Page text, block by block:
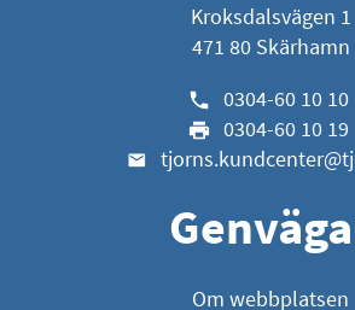
Kroksdalsvägen 1
471 80 Skärhamn
0304-60 10 10
0304-60 10 19
Om webbplatsen